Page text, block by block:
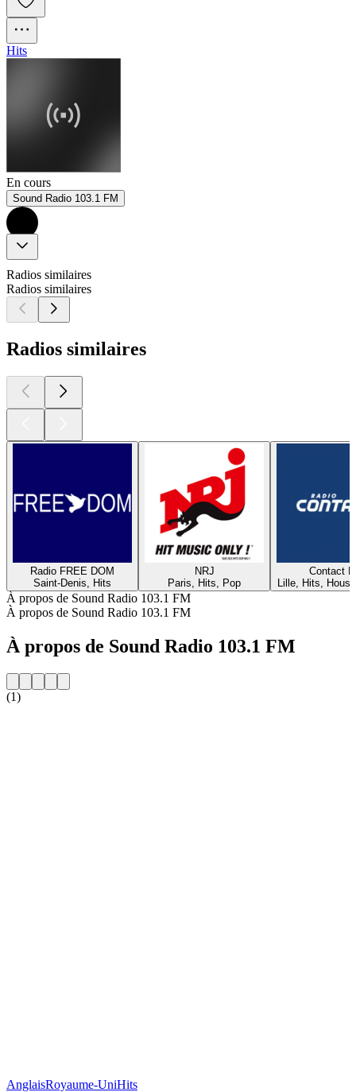
Hits
En cours
Sound Radio 103.1 FM
Radios similaires
Radios similaires
Radios similaires
Radio FREE DOM
Saint-Denis, Hits
NRJ
Paris, Hits, Pop
Contact
Lille, Hits,
À propos de Sound Radio 103.1 FM
À propos de Sound Radio 103.1 FM
À propos de Sound Radio 103.1 FM
(1)
AnglaisRoyaume-UniHits